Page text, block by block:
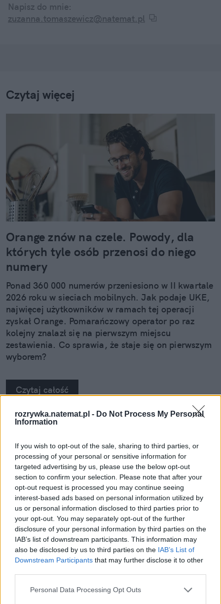
rozrywka.natemat.pl - Do Not Process My Personal
Information
If you wish to opt-out of the sale, sharing to third parties, or
processing of your personal or sensitive information for
targeted advertising by us, please use the below opt-out
section to confirm your selection. Please note that after your
opt-out request is processed you may continue seeing
interest-based ads based on personal information utilized by
us or personal information disclosed to third parties prior to
your opt-out. You may separately opt-out of the further
disclosure of your personal information by third parties on the
IAB’s list of downstream participants. This information may
also be disclosed by us to third parties on the IAB’s List of
Downstream Participants that may further disclose it to other
Personal Data Processing Opt Outs
Napisz do mnie:
zuzanna.tomaszewicz@natemat.pl
Czytaj więcej
Orange znów na czele. Powody, dla
których tyle osób przenosi do niego
numery
Ponad 360 000 numerów przeniesiono w II kwartale
2026 roku w sieciach mobilnych. Jak podaje UKE,
najwięcej użytkowników w ramach tej operacji
zyskał Orange. Pomarańczowy operator po raz
kolejny znalazł się na pierwszym miejscu
zestawienia. Co sprawia, że staje się on pierwszym
wyborem?
Czytaj całość